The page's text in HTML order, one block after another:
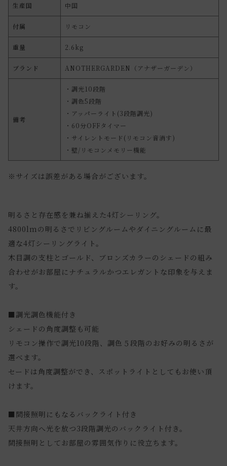
生産国 中国
付属 リモコン
重量 2.6kg
ブランド ANOTHERGARDEN（アナザーガーデン）
備考
・調光10段階
・調色5段階
・アッパーライト(3段階調光)
・60分OFFタイマー
・サイレントモード(リモコン音消す)
・壁/リモコンメモリー機能
※サイズは誤差がある場合がございます。
明るさと存在感を兼ね揃えた4灯シーリング。
4800lmの明るさでリビングルームやダイニングルームに最
適な4灯シーリングライト。
木目調の支柱とゴールド、ブロンズカラーのシェードの組み
合わせがお部屋にナチュラルかつエレガントな印象を与えま
す。
■調光調色機能付き
シェードの角度調整も可能
リモコン操作で調光10段階、調色５段階のお好みの明るさが
選べます。
セードは角度調整ができ、スポットライトとしてもお使い頂
けます。
■間接照明にもなるバックライト付き
天井方向へ光を放つ3段階調光のバックライト付き。
間接照明としてお部屋の雰囲気作りに役立ちます。